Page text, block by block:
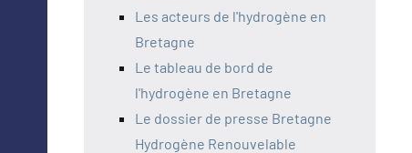
Les acteurs de l'hydrogène en
Bretagne
Le tableau de bord de
l'hydrogène en Bretagne
Le dossier de presse Bretagne
Hydrogène Renouvelable